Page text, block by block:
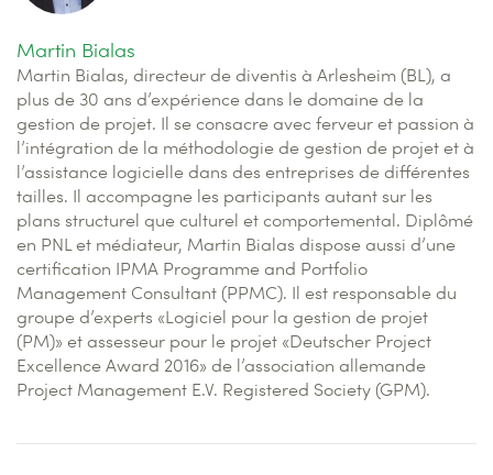
Martin Bialas
Martin Bialas, directeur de diventis à Arlesheim (BL), a
plus de 30 ans d’expérience dans le domaine de la
gestion de projet. Il se consacre avec ferveur et passion à
l’intégration de la méthodologie de gestion de projet et à
l’assistance logicielle dans des entreprises de différentes
tailles. Il accompagne les participants autant sur les
plans structurel que culturel et comportemental. Diplômé
en PNL et médiateur, Martin Bialas dispose aussi d’une
certification IPMA Programme and Portfolio
Management Consultant (PPMC). Il est responsable du
groupe d’experts «Logiciel pour la gestion de projet
(PM)» et assesseur pour le projet «Deutscher Project
Excellence Award 2016» de l’association allemande
Project Management E.V. Registered Society (GPM).